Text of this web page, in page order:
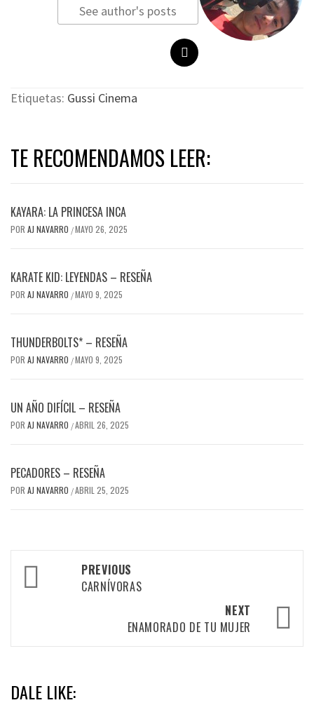
See author's posts
Etiquetas: Gussi Cinema
TE RECOMENDAMOS LEER:
KAYARA: LA PRINCESA INCA
POR AJ NAVARRO /MAYO 26, 2025
KARATE KID: LEYENDAS – RESEÑA
POR AJ NAVARRO /MAYO 9, 2025
THUNDERBOLTS* – RESEÑA
POR AJ NAVARRO /MAYO 9, 2025
UN AÑO DIFÍCIL – RESEÑA
POR AJ NAVARRO /ABRIL 26, 2025
PECADORES – RESEÑA
POR AJ NAVARRO /ABRIL 25, 2025
Post
navigation
PREVIOUS
CARNÍVORAS
NEXT
ENAMORADO DE TU MUJER
DALE LIKE: